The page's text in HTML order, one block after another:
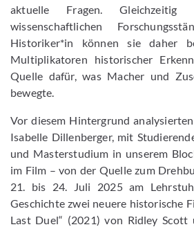
aktuelle Fragen.
wissenschaftlichen
Historiker*in können sie daher
Multiplikatoren historischer
Quelle dafür, was Macher und
bewegte.
Vor diesem Hintergrund
Isabelle Dillenberger, mit
und Masterstudium in unserem
im Film – von der Quelle zum
21. bis 24. Juli 2025 am
Geschichte zwei neuere historische
Last Duel“ (2021) von Ridley Scott